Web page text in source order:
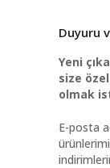
Duyuru
Yeni
size
olmak
E-posta